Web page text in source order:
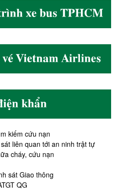
kiếm cứu nạn
liên quan tới an ninh trật tự
cháy, cứu nạn
sát Giao thông
QG